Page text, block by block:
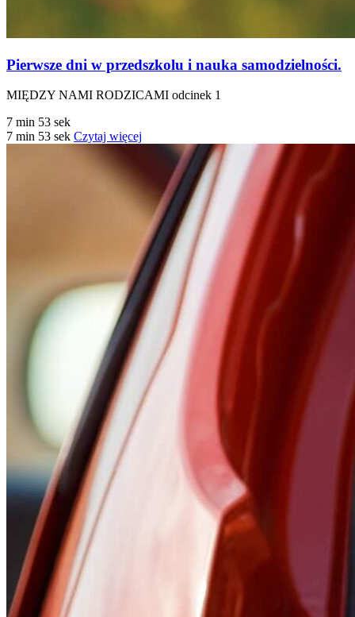
Pierwsze dni w przedszkolu i nauka samodzielności.
MIĘDZY NAMI RODZICAMI odcinek 1
7 min 53 sek
7 min 53 sek Czytaj więcej